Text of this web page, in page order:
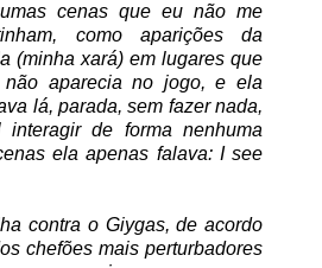
cenas que eu não me
como aparições da
(minha xará) em lugares que
não aparecia no jogo, e ela
lá, parada, sem fazer nada,
de forma nenhuma
ela apenas falava: I see
contra o Giygas, de acordo
chefões mais perturbadores